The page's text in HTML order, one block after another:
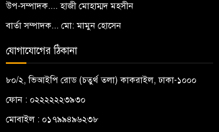
উপ-সম্পাদক.... হাজী মোহাম্মদ মহসীন
বার্তা সম্পাদক... মো: মামুন হোসেন
যোগাযোগের ঠিকানা
৮০/২, ভিআইপি রোড (চতুর্থ তলা) কাকরাইল, ঢাকা-১০০০
ফোন : ০২২২২২২৩৯৩০
মোবাইল : ০১৭৯৯৪৯৬২৩৮